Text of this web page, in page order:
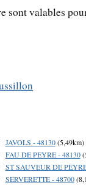
sont valables
JAVOLS - 48130(5,49km)
FAU DE PEYRE - 48130
ST SAUVEUR DE
SERVERETTE - 48700